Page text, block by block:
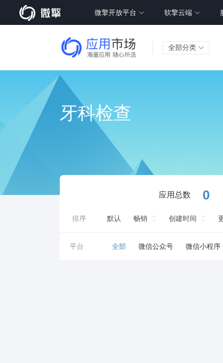
微擎开放平台 软擎云端
全部分类
牙科检查
应用总数 0
排序 默认 畅销 创建时间
平台 全部 微信公众号 微信小程序